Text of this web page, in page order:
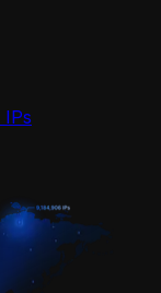
IPs